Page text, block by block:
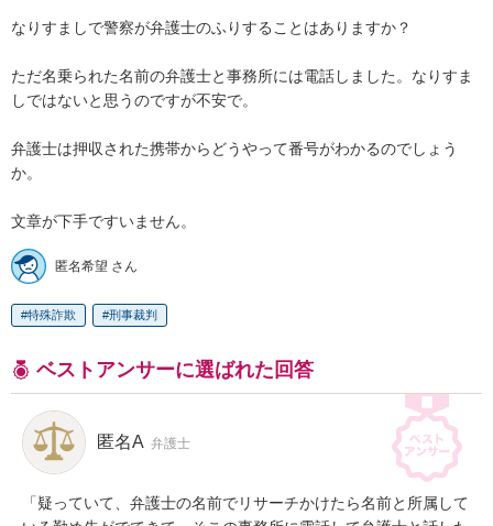
なりすましで警察が弁護士のふりすることはありますか？
ただ名乗られた名前の弁護士と事務所には電話しました。なりすま
しではないと思うのですが不安で。
弁護士は押収された携帯からどうやって番号がわかるのでしょう
か。
文章が下手ですいません。
匿名希望 さん
特殊詐欺 刑事裁判
ベストアンサーに選ばれた回答
匿名A 弁護士
「疑っていて、弁護士の名前でリサーチかけたら名前と所属して